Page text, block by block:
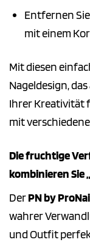
Entfernen
mit einem
Mit diesen
Nageldesign,
Ihrer Kreativität
mit
Die fruchtige
kombinieren Sie
DerPN by
wahrer
und Outfit